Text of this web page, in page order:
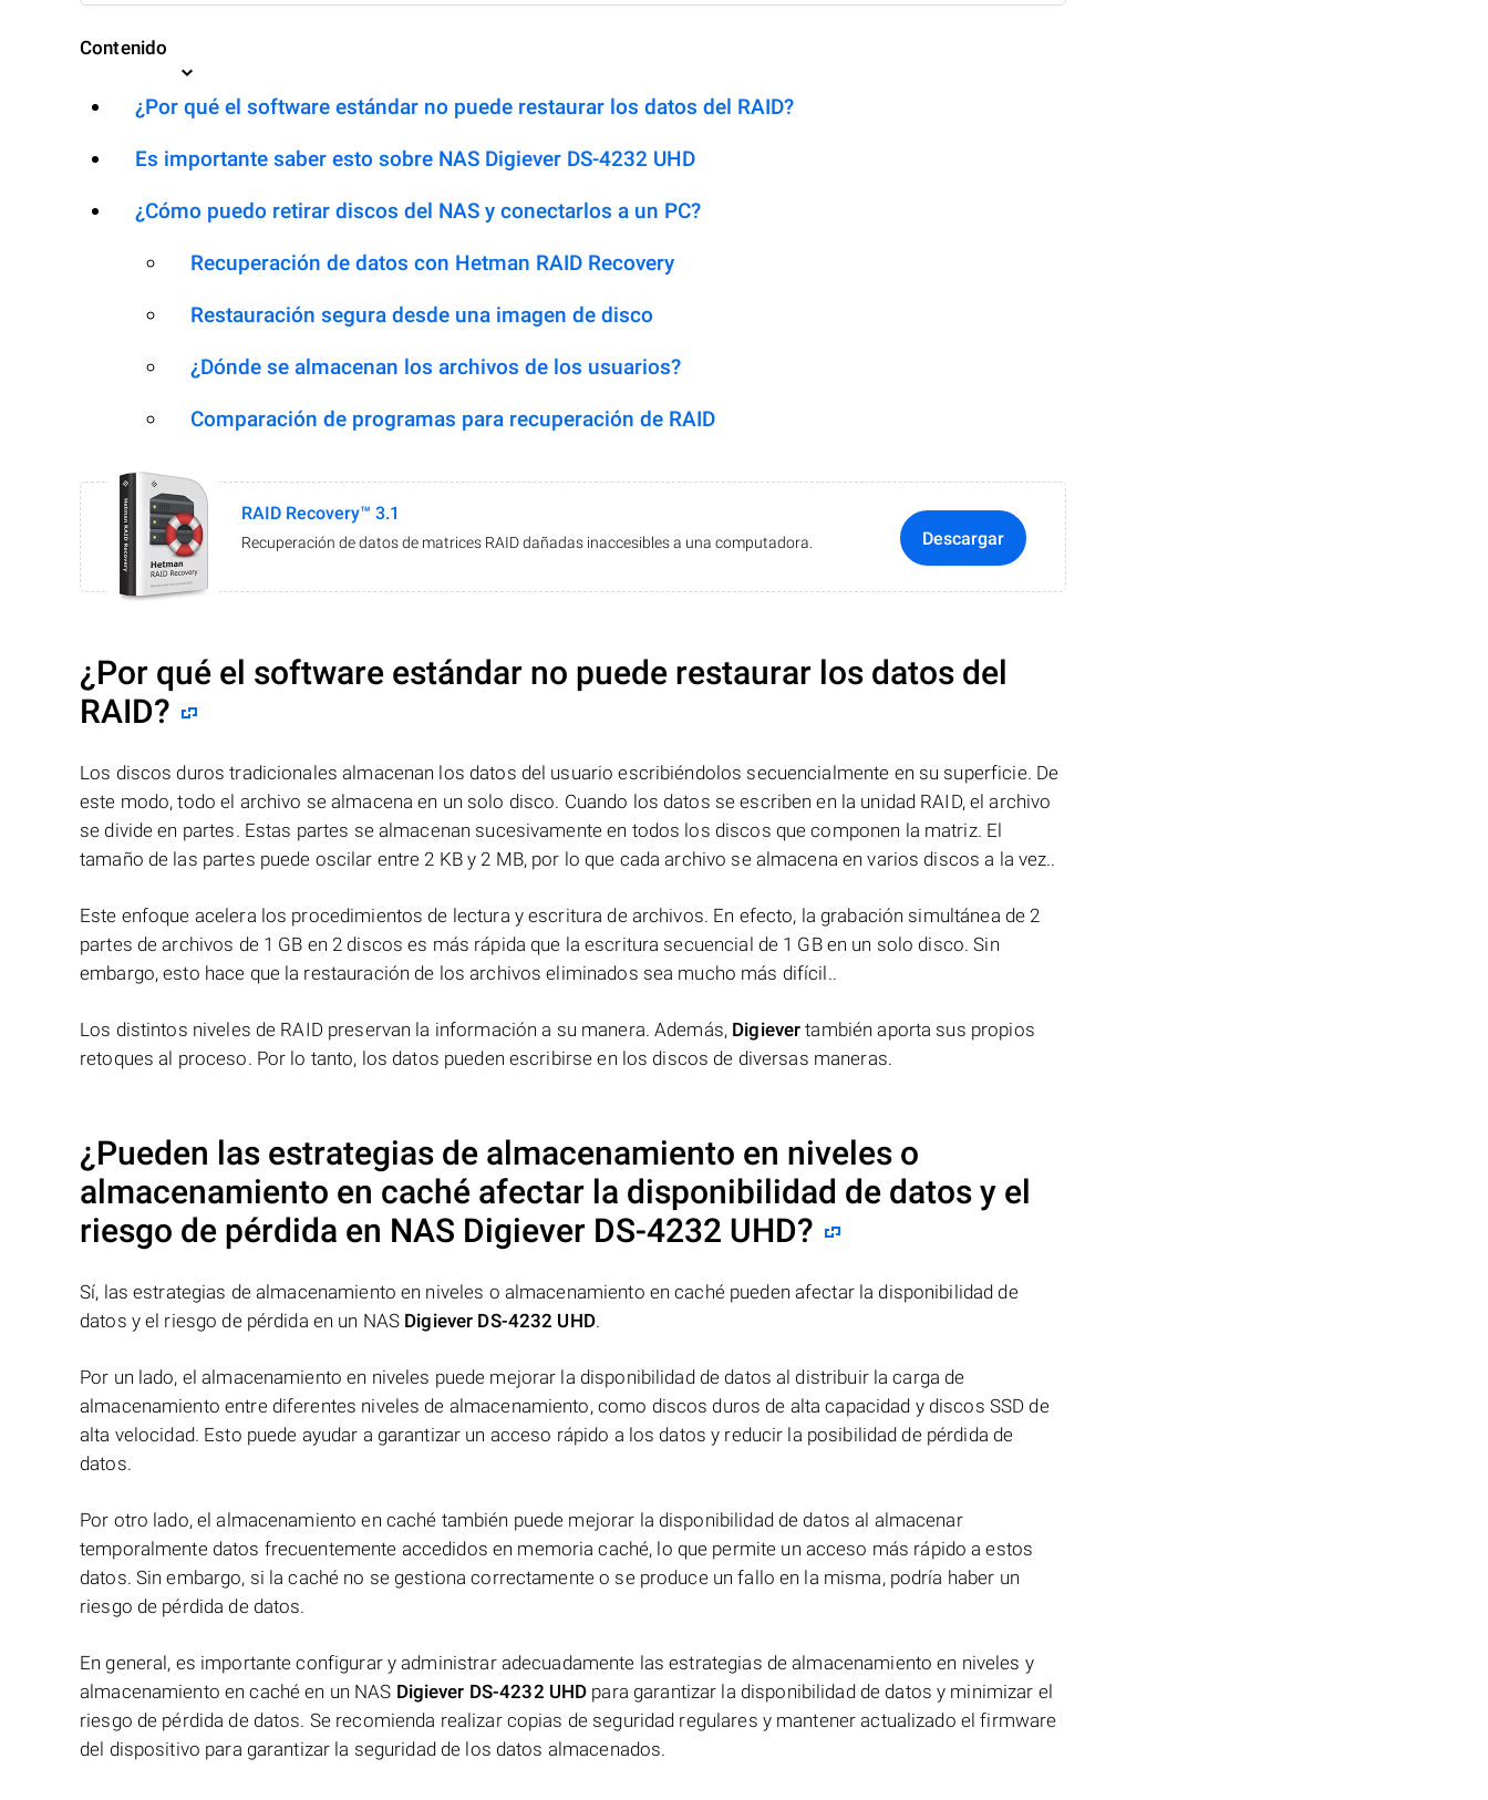
Contenido
¿Por qué el software estándar no puede restaurar los datos del RAID?
Es importante saber esto sobre NAS Digiever DS-4232 UHD
¿Cómo puedo retirar discos del NAS y conectarlos a un PC?
Recuperación de datos con Hetman RAID Recovery
Restauración segura desde una imagen de disco
¿Dónde se almacenan los archivos de los usuarios?
Comparación de programas para recuperación de RAID
RAID Recovery™ 3.1
Recuperación de datos de matrices RAID dañadas inaccesibles a una computadora. Descargar
¿Por qué el software estándar no puede restaurar los datos del
RAID?
Los discos duros tradicionales almacenan los datos del usuario escribiéndolos secuencialmente en su superficie. De
este modo, todo el archivo se almacena en un solo disco. Cuando los datos se escriben en la unidad RAID, el archivo
se divide en partes. Estas partes se almacenan sucesivamente en todos los discos que componen la matriz. El
tamaño de las partes puede oscilar entre 2 KB y 2 MB, por lo que cada archivo se almacena en varios discos a la vez..
Este enfoque acelera los procedimientos de lectura y escritura de archivos. En efecto, la grabación simultánea de 2
partes de archivos de 1 GB en 2 discos es más rápida que la escritura secuencial de 1 GB en un solo disco. Sin
embargo, esto hace que la restauración de los archivos eliminados sea mucho más difícil..
Los distintos niveles de RAID preservan la información a su manera. Además, Digiever también aporta sus propios
retoques al proceso. Por lo tanto, los datos pueden escribirse en los discos de diversas maneras.
¿Pueden las estrategias de almacenamiento en niveles o
almacenamiento en caché afectar la disponibilidad de datos y el
riesgo de pérdida en NAS Digiever DS-4232 UHD?
Sí, las estrategias de almacenamiento en niveles o almacenamiento en caché pueden afectar la disponibilidad de
datos y el riesgo de pérdida en un NAS Digiever DS-4232 UHD.
Por un lado, el almacenamiento en niveles puede mejorar la disponibilidad de datos al distribuir la carga de
almacenamiento entre diferentes niveles de almacenamiento, como discos duros de alta capacidad y discos SSD de
alta velocidad. Esto puede ayudar a garantizar un acceso rápido a los datos y reducir la posibilidad de pérdida de
datos.
Por otro lado, el almacenamiento en caché también puede mejorar la disponibilidad de datos al almacenar
temporalmente datos frecuentemente accedidos en memoria caché, lo que permite un acceso más rápido a estos
datos. Sin embargo, si la caché no se gestiona correctamente o se produce un fallo en la misma, podría haber un
riesgo de pérdida de datos.
En general, es importante configurar y administrar adecuadamente las estrategias de almacenamiento en niveles y
almacenamiento en caché en un NAS Digiever DS-4232 UHD para garantizar la disponibilidad de datos y minimizar el
riesgo de pérdida de datos. Se recomienda realizar copias de seguridad regulares y mantener actualizado el firmware
del dispositivo para garantizar la seguridad de los datos almacenados.